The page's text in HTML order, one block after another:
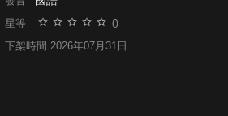
星等 0
下架時間 2026年07月31日